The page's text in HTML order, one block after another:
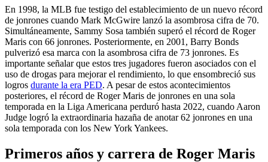
En 1998, la MLB fue testigo del establecimiento de un nuevo récord
de jonrones cuando Mark McGwire lanzó la asombrosa cifra de 70.
Simultáneamente, Sammy Sosa también superó el récord de Roger
Maris con 66 jonrones. Posteriormente, en 2001, Barry Bonds
pulverizó esa marca con la asombrosa cifra de 73 jonrones. Es
importante señalar que estos tres jugadores fueron asociados con el
uso de drogas para mejorar el rendimiento, lo que ensombreció sus
logros durante la era PED. A pesar de estos acontecimientos
posteriores, el récord de Roger Maris de jonrones en una sola
temporada en la Liga Americana perduró hasta 2022, cuando Aaron
Judge logró la extraordinaria hazaña de anotar 62 jonrones en una
sola temporada con los New York Yankees.
Primeros años y carrera de Roger Maris